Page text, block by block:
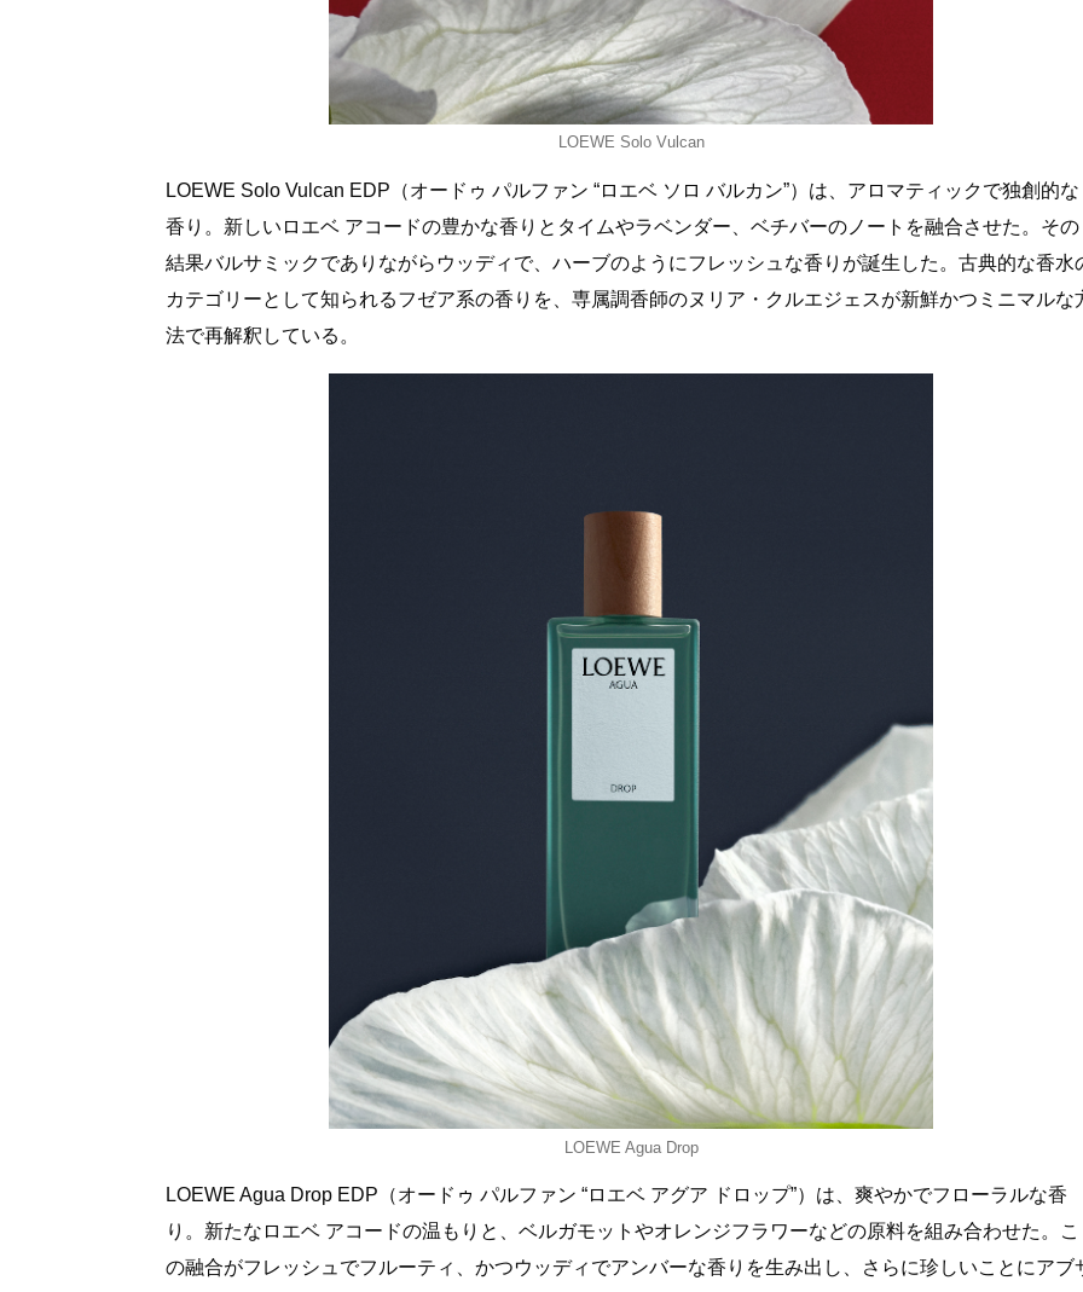
LOEWE Solo Vulcan
LOEWE Solo Vulcan EDP（オードゥ パルファン “ロエベ ソロ バルカン”）は、アロマティックで独創的な
香り。新しいロエベ アコードの豊かな香りとタイムやラベンダー、ベチバーのノートを融合させた。その
結果バルサミックでありながらウッディで、ハーブのようにフレッシュな香りが誕生した。古典的な香水
カテゴリーとして知られるフゼア系の香りを、専属調香師のヌリア・クルエジェスが新鮮かつミニマルな
法で再解釈している。
LOEWE Agua Drop
LOEWE Agua Drop EDP（オードゥ パルファン “ロエベ アグア ドロップ”）は、爽やかでフローラルな香
り。新たなロエベ アコードの温もりと、ベルガモットやオレンジフラワーなどの原料を組み合わせた。こ
の融合がフレッシュでフルーティ、かつウッディでアンバーな香りを生み出し、さらに珍しいことにアブ